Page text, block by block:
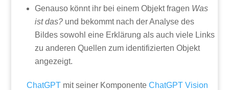
Genauso könnt ihr bei einem Objekt fragen Was
ist das? und bekommt nach der Analyse des
Bildes sowohl eine Erklärung als auch viele Links
zu anderen Quellen zum identifizierten Objekt
angezeigt.
ChatGPT mit seiner KomponenteChatGPT Vision